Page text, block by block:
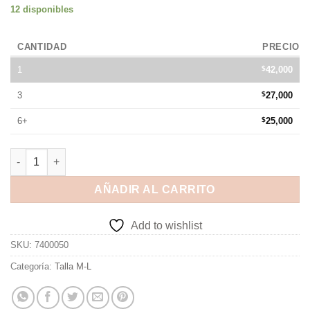
12 disponibles
CANTIDAD PRECIO
1 $42,000
3 $27,000
6+ $25,000
AÑADIR AL CARRITO
Add to wishlist
SKU: 7400050
Categoría: Talla M-L